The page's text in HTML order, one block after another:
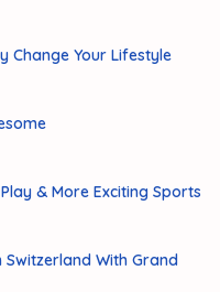
Change Your Lifestyle
& More Exciting Sports
With Grand